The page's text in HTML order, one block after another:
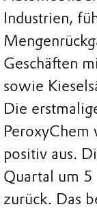
Industrien,
Geschäften
sowie
Die
PeroxyChem
positiv aus.
Quartal um
zurück. Das